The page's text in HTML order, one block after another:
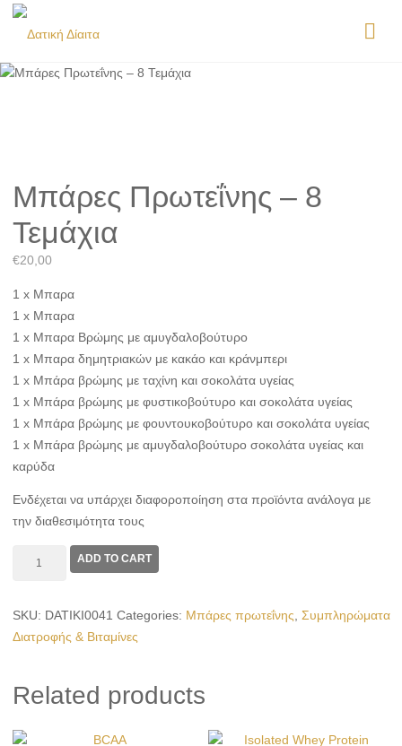
Μπάρες Πρωτεΐνης – 8
Τεμάχια
€20,00
1 x Μπαρα
1 x Μπαρα
1 x Μπαρα Βρώμης με αμυγδαλοβούτυρο
1 x Μπαρα δημητριακών με κακάο και κράνμπερι
1 x Μπάρα βρώμης με ταχίνη και σοκολάτα υγείας
1 x Μπάρα βρώμης με φυστικοβούτυρο και σοκολάτα υγείας
1 x Μπάρα βρώμης με φουντουκοβούτυρο και σοκολάτα υγείας
1 x Μπάρα βρώμης με αμυγδαλοβούτυρο σοκολάτα υγείας και
καρύδα
Ενδέχεται να υπάρχει διαφοροποίηση στα προϊόντα ανάλογα με
την διαθεσιμότητα τους
Πρωτεΐνης
8
Τεμάχια
ADD TO CART
SKU: DATIKI0041 Categories: Μπάρες πρωτεΐνης Συμπληρώματα
Διατροφής & Βιταμίνες
Related products